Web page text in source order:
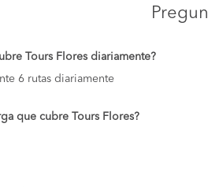
Tours Flores diariamente?
6 rutas diariamente
que cubre Tours Flores?